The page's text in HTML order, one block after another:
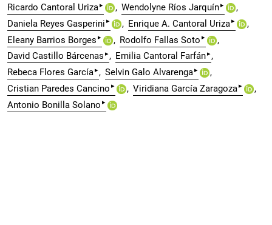
Ricardo Cantoral Uriza▸ Wendolyne Ríos Jarquín▸
Daniela Reyes Gasperini ▸ Enrique A. Cantoral Uriza▸
Eleany Barrios Borges ▸ Rodolfo Fallas Soto ▸
David Castillo Bárcenas ▸ Emilia Cantoral Farfán▸
Rebeca Flores García▸ Selvin Galo Alvarenga▸
Cristian Paredes Cancino ▸ Viridiana García Zaragoza▸
Antonio Bonilla Solano ▸